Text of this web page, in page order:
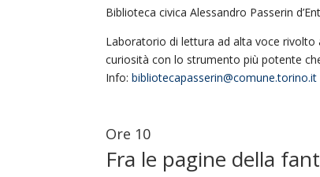
Biblioteca civica Alessandro Passerin
Laboratorio di lettura ad alta voce rivolto
curiosità con lo strumento più potente
Info:bibliotecapasserin@comune.torino.it
Ore 10
Fra le pagine della